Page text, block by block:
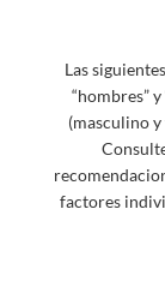
Las
“hombres”
(masculino
factores